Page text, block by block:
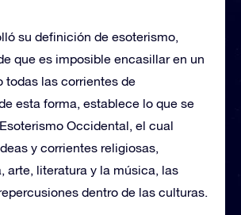
su definición de esoterismo,
que es imposible encasillar en un
todas las corrientes de
esta forma, establece lo que se
Occidental, el cual
y corrientes religiosas,
arte, literatura y la música, las
dentro de las culturas.